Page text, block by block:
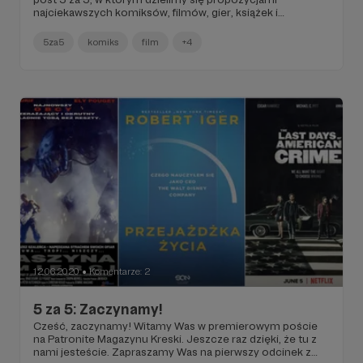
najciekawszych komiksów, filmów, gier, książek i
uwagę (sami nie wiemy, co nas poruszy w danym tygodniu
5za5 komiks film +4
12.06.2020 ● Komentarze: 2
5 za 5: Zaczynamy!
Cześć, zaczynamy! Witamy Was w premierowym poście
na Patronite Magazynu Kreski. Jeszcze raz dzięki, że tu z
nami jesteście. Zapraszamy Was na pierwszy odcinek z